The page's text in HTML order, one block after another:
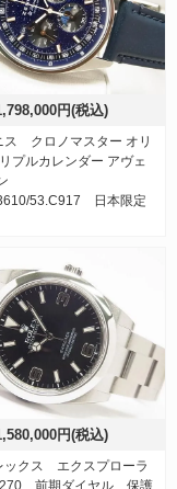
円(税込)
ス クロノマスター オリ
プルカレンダー アヴェ
53.C917 日本限定
円(税込)
ックス エクスプローラ
前期ダイヤル 保護